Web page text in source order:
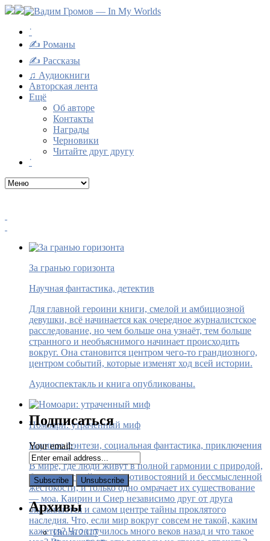
˙
✍ Романы
✍ Рассказы
♫ Аудиокниги
Авторская лента
Ещё
Об авторе
Контакты
Награды
Черновики
Читайте друг другу
˙
За гранью горизонта
Научная фантастика, детектив
Для главной героини книги, смелой и амбициозной
девушки, всё начинается как очередное журналистское
расследование, но чем больше она узнаёт, тем больше
странного и необъяснимого начинает происходить
вокруг. Она становится центром чего-то грандиозного,
центром событий, которые изменят ход всей истории.
Аудиоспектакль и книга опубликованы.
Номоари: утраченный миф
Научное фэнтези, социальная фантастика, приключения
В мире, где люди живут в полной гармонии с природой,
больше нет войн, нет противостояний и бессмысленной
жестокости, и только одно омрачает их существование
— моа. Каирин и Сиер независимо друг от друга
оказываются и самом центре тайны проклятого
наследия. Что, если мир вокруг совсем не такой, каким
кажется? Что случилось много веков назад и что такое
Подписаться
Your email:
Архивы
Июль 2017